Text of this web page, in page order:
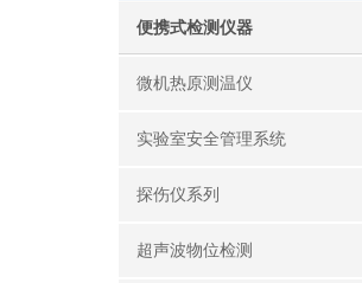
便携式检测仪器
微机热原测温仪
实验室安全管理系统
探伤仪系列
超声波物位检测